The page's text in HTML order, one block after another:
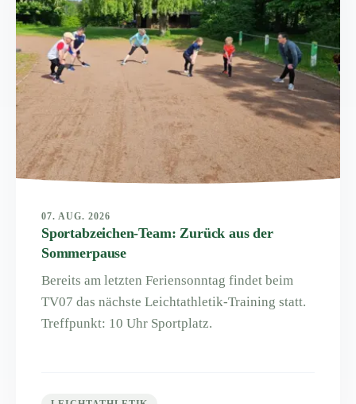
07. AUG. 2026
Sportabzeichen-Team: Zurück aus der
Sommerpause
Bereits am letzten Feriensonntag findet beim
TV07 das nächste Leichtathletik-Training statt.
Treffpunkt: 10 Uhr Sportplatz.